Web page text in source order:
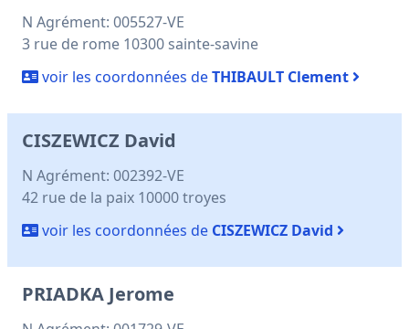
N Agrément: 005527-VE
3 rue de rome 10300 sainte-savine
voir les coordonnées deTHIBAULT Clement
CISZEWICZ David
N Agrément: 002392-VE
42 rue de la paix 10000 troyes
voir les coordonnées de CISZEWICZ David
PRIADKA Jerome